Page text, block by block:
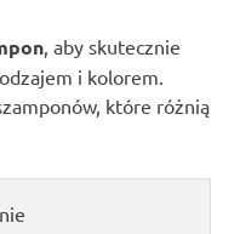
, aby skutecznie
i kolorem.
które różnią